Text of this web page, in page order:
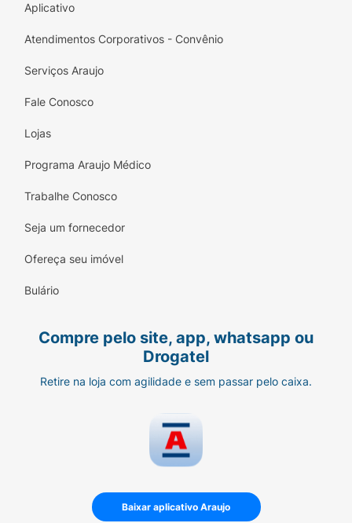
Aplicativo
Atendimentos Corporativos - Convênio
Serviços Araujo
Fale Conosco
Lojas
Programa Araujo Médico
Trabalhe Conosco
Seja um fornecedor
Ofereça seu imóvel
Bulário
Compre pelo site, app, whatsapp ou
Drogatel
Retire na loja com agilidade e sem passar pelo caixa.
Baixar aplicativo Araujo